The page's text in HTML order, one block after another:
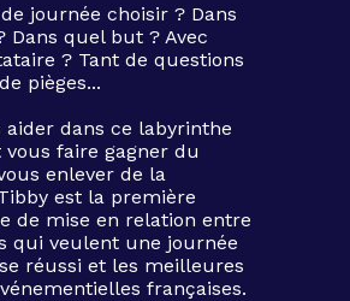
journée choisir ? Dans
Dans quel but ? Avec
? Tant de questions
pièges...
aider dans ce labyrinthe
faire gagner du
enlever de la
est la première
de mise en relation entre
qui veulent une journée
réussi et les meilleures
françaises.